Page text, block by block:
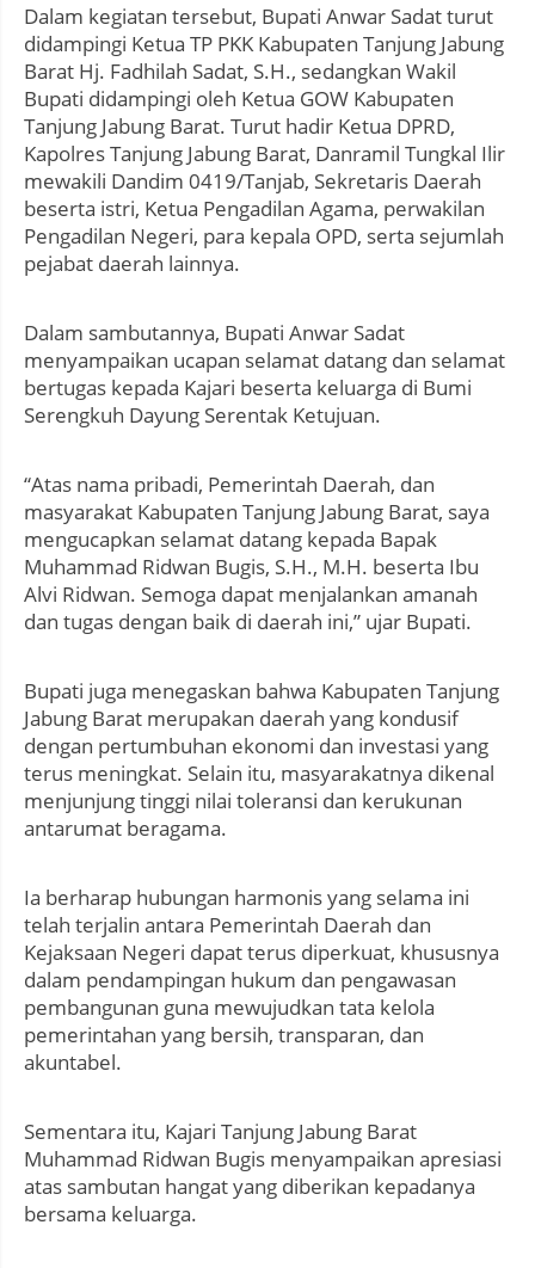
Dalam kegiatan tersebut, Bupati Anwar Sadat turut
didampingi Ketua TP PKK Kabupaten Tanjung Jabung
Barat Hj. Fadhilah Sadat, S.H., sedangkan Wakil
Bupati didampingi oleh Ketua GOW Kabupaten
Tanjung Jabung Barat. Turut hadir Ketua DPRD,
Kapolres Tanjung Jabung Barat, Danramil Tungkal Ilir
mewakili Dandim 0419/Tanjab, Sekretaris Daerah
beserta istri, Ketua Pengadilan Agama, perwakilan
Pengadilan Negeri, para kepala OPD, serta sejumlah
pejabat daerah lainnya.
Dalam sambutannya, Bupati Anwar Sadat
menyampaikan ucapan selamat datang dan selamat
bertugas kepada Kajari beserta keluarga di Bumi
Serengkuh Dayung Serentak Ketujuan.
“Atas nama pribadi, Pemerintah Daerah, dan
masyarakat Kabupaten Tanjung Jabung Barat, saya
mengucapkan selamat datang kepada Bapak
Muhammad Ridwan Bugis, S.H., M.H. beserta Ibu
Alvi Ridwan. Semoga dapat menjalankan amanah
dan tugas dengan baik di daerah ini,” ujar Bupati.
Bupati juga menegaskan bahwa Kabupaten Tanjung
Jabung Barat merupakan daerah yang kondusif
dengan pertumbuhan ekonomi dan investasi yang
terus meningkat. Selain itu, masyarakatnya dikenal
menjunjung tinggi nilai toleransi dan kerukunan
antarumat beragama.
Ia berharap hubungan harmonis yang selama ini
telah terjalin antara Pemerintah Daerah dan
Kejaksaan Negeri dapat terus diperkuat, khususnya
dalam pendampingan hukum dan pengawasan
pembangunan guna mewujudkan tata kelola
pemerintahan yang bersih, transparan, dan
akuntabel.
Sementara itu, Kajari Tanjung Jabung Barat
Muhammad Ridwan Bugis menyampaikan apresiasi
atas sambutan hangat yang diberikan kepadanya
bersama keluarga.